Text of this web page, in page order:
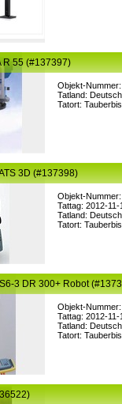
Objekt-
Tatland:
Tatort:
R 55 (#137397)
Objekt-
Tattag: 2012-11-
Tatland:
Tatort:
3D (#137398)
Objekt-
Tattag: 2012-11-
Tatland:
Tatort:
3 DR 300+ Robot